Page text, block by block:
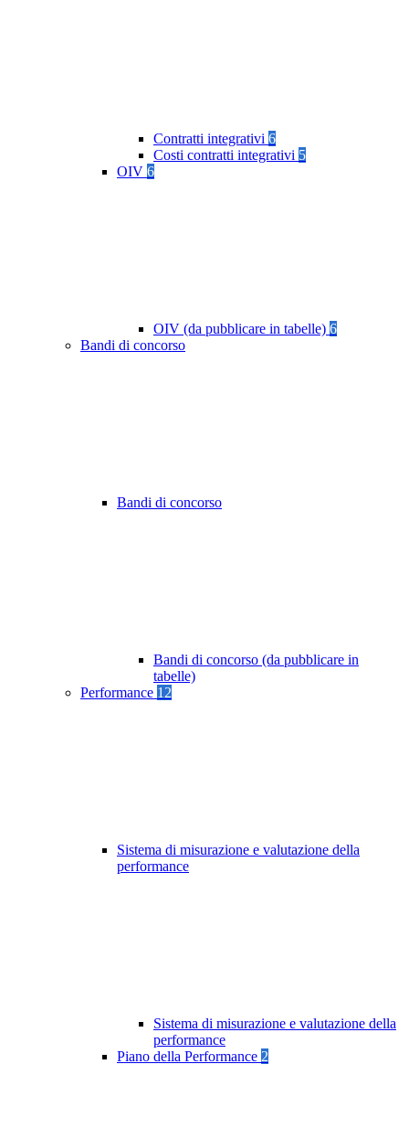
Contratti integrativi 6
Costi contratti integrativi 5
OIV 6
OIV (da pubblicare in tabelle) 6
Bandi di concorso
Bandi di concorso
Bandi di concorso (da pubblicare in
tabelle)
Performance 12
Sistema di misurazione e valutazione della
performance
Sistema di misurazione e valutazione della
performance
Piano della Performance 2